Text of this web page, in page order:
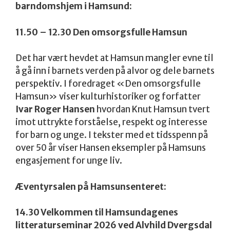
barndomshjem i Hamsund:
11.50 – 12.30 Den omsorgsfulle Hamsun
Det har vært hevdet at Hamsun mangler evne til
å gå inn i barnets verden på alvor og dele barnets
perspektiv. I foredraget «Den omsorgsfulle
Hamsun» viser kulturhistoriker og forfatter
Ivar Roger Hansen hvordan Knut Hamsun tvert
imot uttrykte forståelse, respekt og interesse
for barn og unge. I tekster med et tidsspenn på
over 50 år viser Hansen eksempler på Hamsuns
engasjement for unge liv.
Æventyrsalen på Hamsunsenteret:
14.30 Velkommen til Hamsundagenes
litteraturseminar 2026 ved Alvhild Dvergsdal